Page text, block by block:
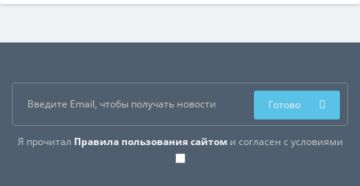
Я прочитал Правила пользования сайтоми согласен с условиями
Готово